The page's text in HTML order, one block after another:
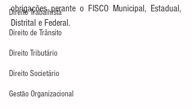
Direito Trabalhista
Direito de Trânsito
Direito Tributário
Direito Societário
Gestão Organizacional
obrigações perante o FISCO Municipal, Estadual,
Distrital e Federal.